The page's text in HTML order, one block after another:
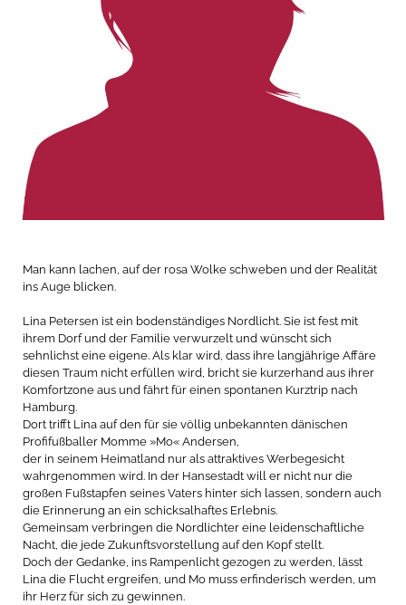
Man kann lachen, auf der rosa Wolke schweben und der Realität
ins Auge blicken.
Lina Petersen ist ein bodenständiges Nordlicht. Sie ist fest mit
ihrem Dorf und der Familie verwurzelt und wünscht sich
sehnlichst eine eigene. Als klar wird, dass ihre langjährige Affäre
diesen Traum nicht erfüllen wird, bricht sie kurzerhand aus ihrer
Komfortzone aus und fährt für einen spontanen Kurztrip nach
Hamburg.
Dort trifft Lina auf den für sie völlig unbekannten dänischen
Profifußballer Momme »Mo« Andersen,
der in seinem Heimatland nur als attraktives Werbegesicht
wahrgenommen wird. In der Hansestadt will er nicht nur die
großen Fußstapfen seines Vaters hinter sich lassen, sondern auch
die Erinnerung an ein schicksalhaftes Erlebnis.
Gemeinsam verbringen die Nordlichter eine leidenschaftliche
Nacht, die jede Zukunftsvorstellung auf den Kopf stellt.
Doch der Gedanke, ins Rampenlicht gezogen zu werden, lässt
Lina die Flucht ergreifen, und Mo muss erfinderisch werden, um
ihr Herz für sich zu gewinnen.